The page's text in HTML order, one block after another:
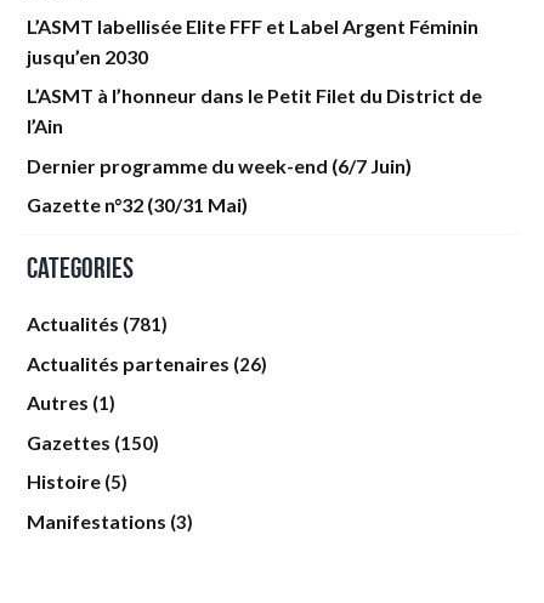
L’ASMT labellisée Elite FFF et Label Argent Féminin
jusqu’en 2030
L’ASMT à l’honneur dans le Petit Filet du District de
l’Ain
Dernier programme du week-end (6/7 Juin)
Gazette n°32 (30/31 Mai)
Categories
Actualités (781)
Actualités partenaires (26)
Autres (1)
Gazettes (150)
Histoire (5)
Manifestations (3)